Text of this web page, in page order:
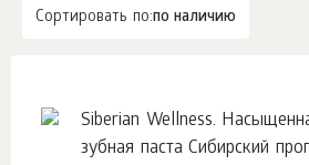
Сортировать по:по наличию